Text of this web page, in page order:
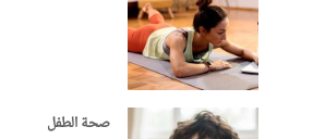
صحة الطفل